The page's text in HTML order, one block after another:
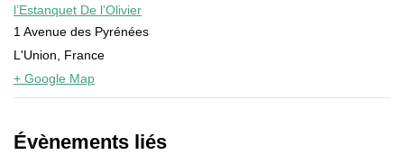
l’Estanquet De l’Olivier
1 Avenue des Pyrénées
L'Union, France
+ Google Map
Évènements liés